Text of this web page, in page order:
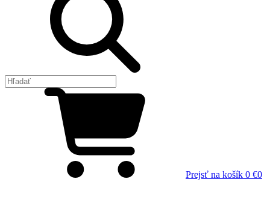
Prejsť na košík 0 €0